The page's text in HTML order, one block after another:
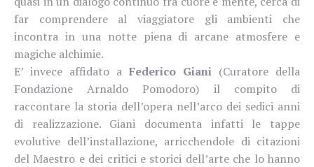
far comprendere al viaggiatore gli ambienti che
incontra in una notte piena di arcane atmosfere e
magiche alchimie.
E’ invece affidato a Federico Giani (Curatore della
Fondazione Arnaldo Pomodoro) il compito di
raccontare la storia dell’opera nell’arco dei sedici anni
di realizzazione. Giani documenta infatti le tappe
evolutive dell’installazione, arricchendole di citazioni
del Maestro e dei critici e storici dell’arte che lo hanno